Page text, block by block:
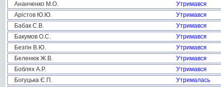
Ананченко М.О.
Утримався
Арістов Ю.Ю.
Утримався
Бабак С.В.
Утримався
Бакумов О.С.
Утримався
Безгін В.Ю.
Утримався
Беленюк Ж.В.
Утримався
Боблях А.Р.
Утримався
Богуцька Є.П.
Утрималась